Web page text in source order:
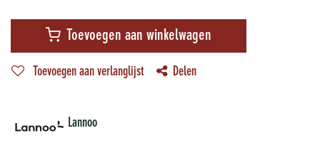
Toevoegen aan winkelwagen
Toevoegen aan verlanglijst Delen
Lannoo